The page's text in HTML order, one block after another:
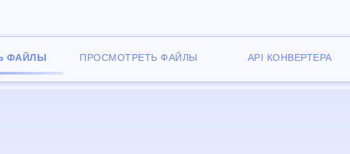
ФАЙЛЫ ПРОСМОТРЕТЬ ФАЙЛЫ API КОНВЕРТЕРА